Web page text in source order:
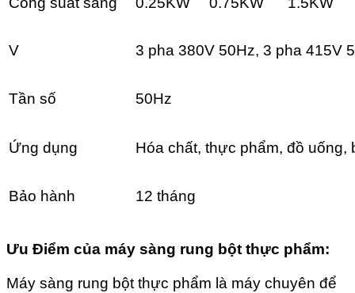
V 3 pha 380V 50Hz, 3 pha 415V
Tần số 50Hz
Ứng dụng Hóa chất, thực phẩm, đồ uống,
Bảo hành 12 tháng
Ưu Điểm của máy sàng rung bột thực phẩm:
Máy sàng rung bột thực phẩm là máy chuyên để